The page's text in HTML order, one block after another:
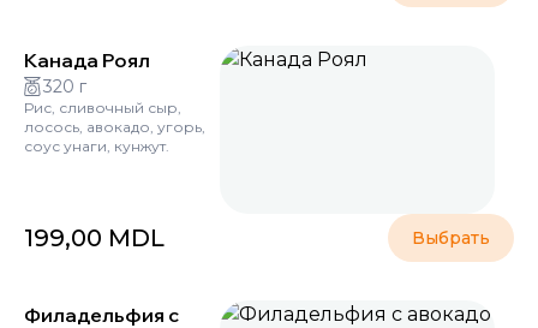
Канада Роял
320 г
Рис, сливочный сыр,
лосось, авокадо, угорь,
соус унаги, кунжут.
199,00 MDL Выбрать
Филадельфия с